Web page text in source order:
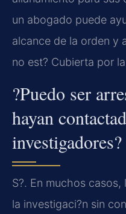
un abogado puede
alcance de la orden y
no est? Cubierta por
?Puedo ser
hayan
investigadores?
S?. En muchos
la investigaci?n sin